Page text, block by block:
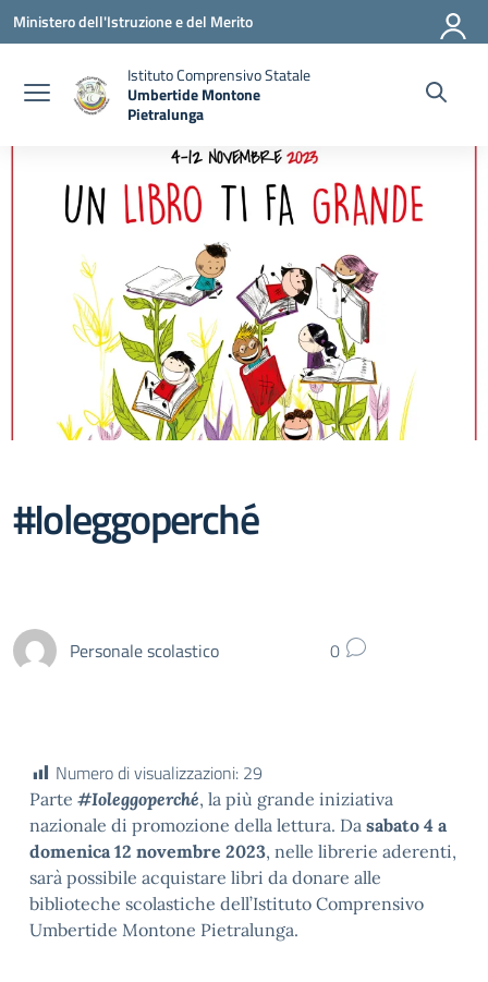
Vai ai contenuti
Vai al menu di navigazione
Vai al footer
Ministero dell'Istruzione e del Merito
Istituto Comprensivo Statale
Umbertide Montone
Pietralunga
#Ioleggoperché
Personale scolastico 0
Numero di visualizzazioni: 29
Parte #Ioleggoperché, la più grande iniziativa
nazionale di promozione della lettura. Da sabato 4 a
domenica 12 novembre 2023, nelle librerie aderenti,
sarà possibile acquistare libri da donare alle
biblioteche scolastiche dell’Istituto Comprensivo
Umbertide Montone Pietralunga.